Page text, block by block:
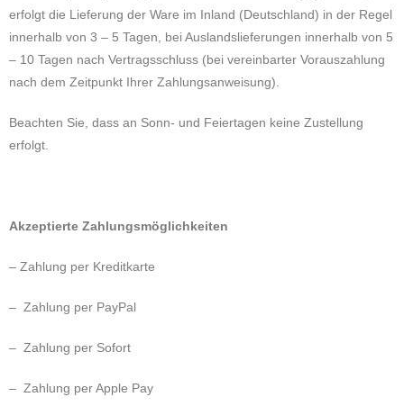
erfolgt die Lieferung der Ware im Inland (Deutschland) in der Regel
innerhalb von 3 – 5 Tagen, bei Auslandslieferungen innerhalb von 5
– 10 Tagen nach Vertragsschluss (bei vereinbarter Vorauszahlung
nach dem Zeitpunkt Ihrer Zahlungsanweisung).
Beachten Sie, dass an Sonn- und Feiertagen keine Zustellung
erfolgt.
Akzeptierte Zahlungsmöglichkeiten
– Zahlung per Kreditkarte
– Zahlung per PayPal
– Zahlung per Sofort
– Zahlung per Apple Pay